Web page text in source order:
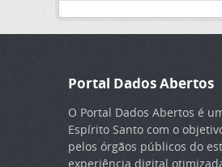
Portal Dados Abertos
O Portal Dados Abertos é
Espírito Santo com o
pelos órgãos públicos do
experiência digital